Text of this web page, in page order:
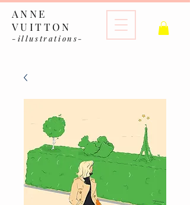
ANNE
VUITTON
-illustrations-